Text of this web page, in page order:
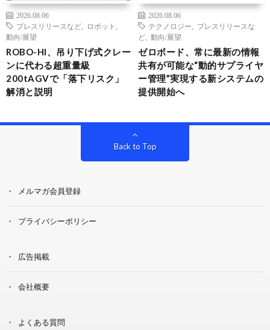
2026.08.06
プレスリリースなど
ロボット
動向/展望
ROBO-HI、吊り下げ式クレー
ンに代わる超重量級
200tAGVで「落下リスク」
解消と説明
2026.08.06
テクノロジー
プレスリリースな
ど
動向/展望
ゼロボード、常に最新の情報
共有が可能な“動的サプライヤ
ー管理”実現する新システムの
提供開始へ
Back to Top
メルマガ会員登録
プライバシーポリシー
広告掲載
会社概要
よくある質問